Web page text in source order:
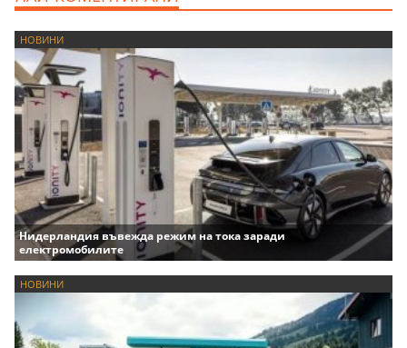
НОВИНИ
Нидерландия въвежда режим на тока заради
електромобилите
НОВИНИ